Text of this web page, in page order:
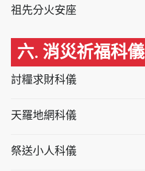
祖先分火安座
六. 消災祈福科儀
討糧求財科儀
天羅地網科儀
祭送小人科儀